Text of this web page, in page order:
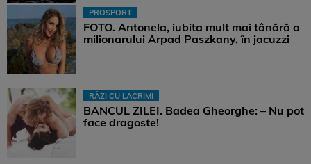
PROSPORT
FOTO. Antonela, iubita mult mai tânără a
milionarului Arpad Paszkany, în jacuzzi
RÂZI CU LACRIMI
BANCUL ZILEI. Badea Gheorghe: – Nu pot
face dragoste!